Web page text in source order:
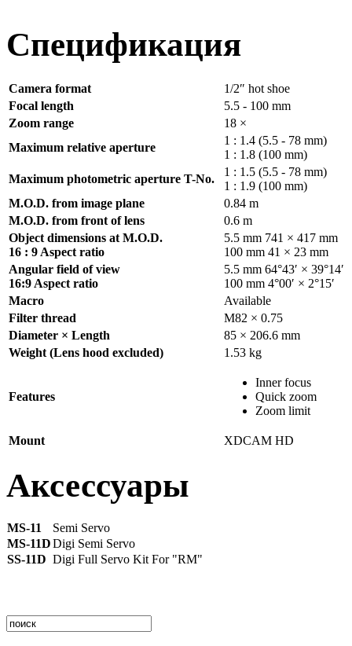
Спецификация
Camera format
1/2″ hot shoe
Focal length
5.5 - 100 mm
Zoom range
18 ×
Maximum relative aperture
1 : 1.4 (5.5 - 78 mm)
1 : 1.8 (100 mm)
Maximum photometric aperture T-No.
1 : 1.5 (5.5 - 78 mm)
1 : 1.9 (100 mm)
M.O.D. from image plane
0.84 m
M.O.D. from front of lens
0.6 m
Object dimensions at M.O.D.
16 : 9 Aspect ratio
5.5 mm 741 × 417 mm
100 mm 41 × 23 mm
Angular field of view
16:9 Aspect ratio
5.5 mm 64°43′ × 39°14′
100 mm 4°00′ × 2°15′
Macro
Available
Filter thread
M82 × 0.75
Diameter × Length
85 × 206.6 mm
Weight (Lens hood excluded)
1.53 kg
Features
Inner focus
Quick zoom
Zoom limit
Mount XDCAM HD
Аксессуары
MS-11
Semi Servo
MS-11DDigi Semi Servo
SS-11D Digi Full Servo Kit For "RM"